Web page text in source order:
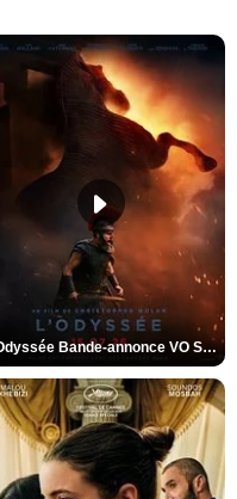
L'Odyssée Bande-annonce VO STFR